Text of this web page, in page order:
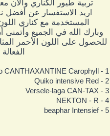
تربية طيور الكناري والان
اريد الاستفسار عن أفضل
المستخدمة مع كناري
وبارك الله في الجميع وأتمنى
للحصول على اللون الأحمر
1 - Quiko
2 - Quiko
3 - Versele-
4 -
5 -